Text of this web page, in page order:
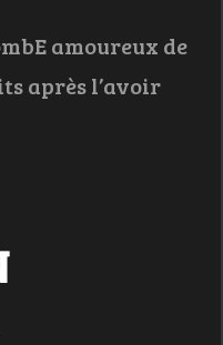
amoureux de
après l’avoir